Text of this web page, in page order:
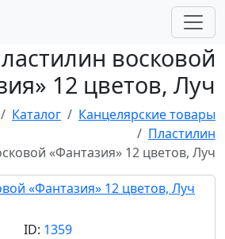
восковой
12 цветов, Луч
Каталог
Канцелярские товары
Пластилин
«Фантазия» 12 цветов, Луч
ID: 1359